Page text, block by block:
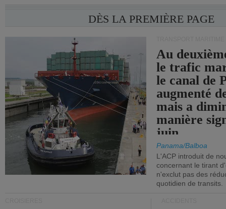
DÈS LA PREMIÈRE PAGE
Au
le trafic
le canal de
augmenté
mais a
manière
juin.
Panama/Balboa
L'ACP introduit de
concernant le tirant
n'exclut pas des
quotidien de transits.